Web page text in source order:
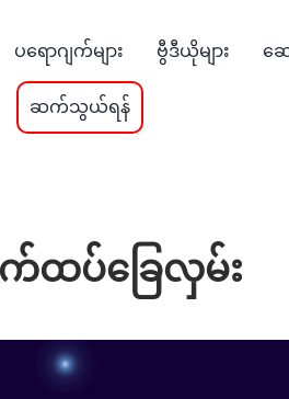
ပရောဂျက်များ ဗွီဒီယိုများ ဆေ
ဆက်သွယ်ရန်
ာက်ထပ်ခြေလှမ်း